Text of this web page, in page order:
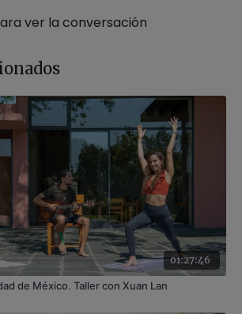
ver la conversación
01:27:46
de México. Taller con Xuan Lan